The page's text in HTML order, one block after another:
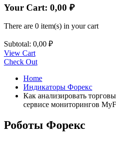
Your Cart: 0,00 ₽
There are 0 item(s) in your cart
Subtotal: 0,00 ₽
View Cart
Check Out
Home
Индикаторы Форекс
Как анализировать
сервисе мониторингов
Роботы Форекс